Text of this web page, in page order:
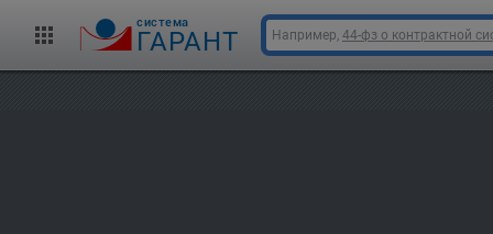
cистема
ГАРАНТ Например, 44-фз о контрактной